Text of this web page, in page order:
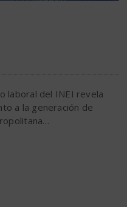
laboral del INEI revela
a la generación de